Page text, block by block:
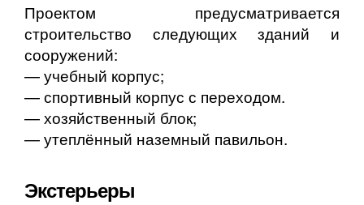
Проектом предусматривается
строительство следующих зданий и
сооружений:
— учебный корпус;
— спортивный корпус с переходом.
— хозяйственный блок;
— утеплённый наземный павильон.
Экстерьеры